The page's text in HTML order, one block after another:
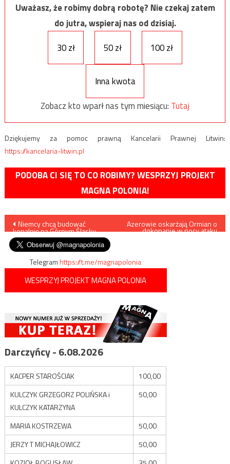
Uważasz, że robimy dobrą robotę? Nie czekaj zatem
do jutra, wspieraj nas od dzisiaj.
30 zł
50 zł 100 zł
Inna kwota
Zobacz kto wparł nas tym miesiącu: Tutaj
Dziękujemy za pomoc prawną Kancelarii Prawnej Litwin:
https://kancelaria-litwin.pl
PODOBA CI SIĘ TO CO ROBIMY? WESPRZYJ PROJEKT
MAGNA POLONIA!
Nawigacja
wpisu
Niemcy chcą budować
kopalnię na Górnym Śląsku
Azerowie oskarżają Ormian o
dokonanie w nocy ataku
Telegramhttps://t.me/magnapolonia
WESPRZYJ PROJEKT MAGNA POLONIA
Darczyńcy - 6.08.2026
KACPER STAROŚCIAK
100,00
KULCZYK GRZEGORZ POLIŃSKA i
KULCZYK KATARZYNA
50,00
MARIA KOSTRZEWA
50,00
JERZY T MICHAJŁOWICZ
50,00